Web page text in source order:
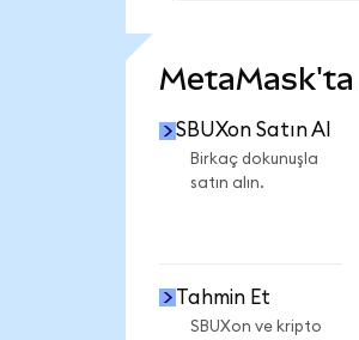
MetaMask'ta
SBUXon Satın Al
Birkaç dokunuşla
satın alın.
Tahmin Et
SBUXon ve kripto